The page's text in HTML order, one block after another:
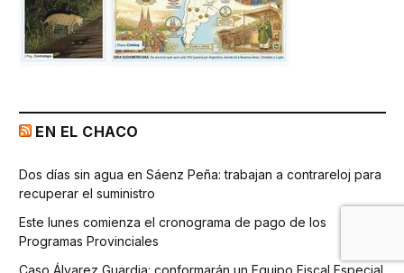
EN EL CHACO
Dos días sin agua en Sáenz Peña: trabajan a contrareloj para
recuperar el suministro
Este lunes comienza el cronograma de pago de los
Programas Provinciales